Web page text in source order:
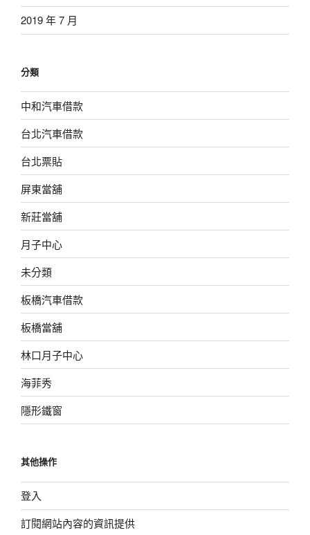
2019 年 7 月
分類
中和汽車借款
台北汽車借款
台北票貼
屏東當舖
新莊當舖
月子中心
未分類
板橋汽車借款
板橋當舖
林口月子中心
海菲秀
隱形鐵窗
其他操作
登入
訂閱網站內容的資訊提供